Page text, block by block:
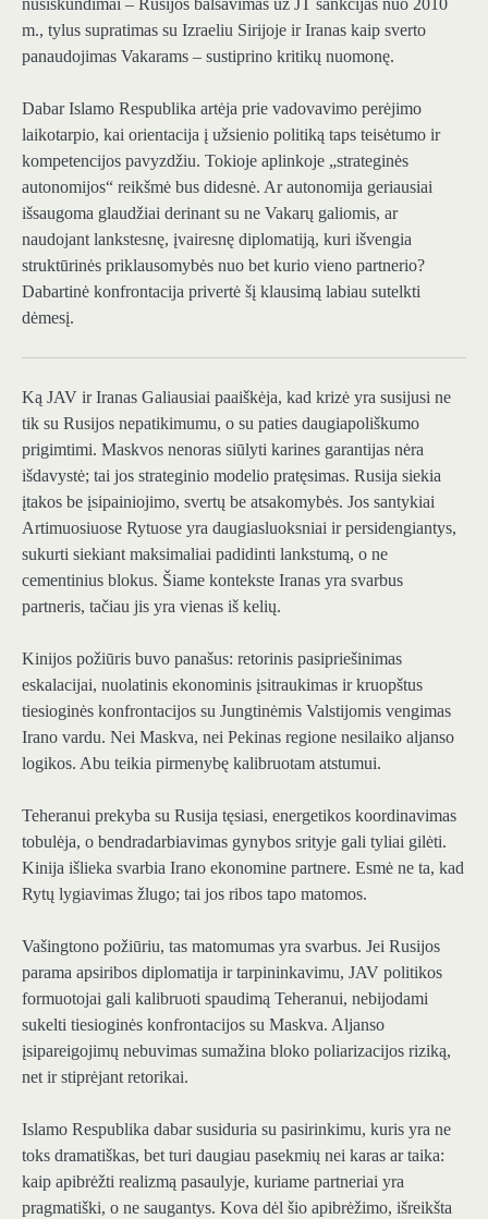
m., tylus supratimas su Izraeliu Sirijoje ir Iranas kaip sverto
panaudojimas Vakarams – sustiprino kritikų nuomonę.
Dabar Islamo Respublika artėja prie vadovavimo perėjimo
laikotarpio, kai orientacija į užsienio politiką taps teisėtumo ir
kompetencijos pavyzdžiu. Tokioje aplinkoje „strateginės
autonomijos“ reikšmė bus didesnė. Ar autonomija geriausiai
išsaugoma glaudžiai derinant su ne Vakarų galiomis, ar
naudojant lankstesnę, įvairesnę diplomatiją, kuri išvengia
struktūrinės priklausomybės nuo bet kurio vieno partnerio?
Dabartinė konfrontacija privertė šį klausimą labiau sutelkti
dėmesį.
Ką JAV ir Iranas Galiausiai paaiškėja, kad krizė yra susijusi ne
tik su Rusijos nepatikimumu, o su paties daugiapoliškumo
prigimtimi. Maskvos nenoras siūlyti karines garantijas nėra
išdavystė; tai jos strateginio modelio pratęsimas. Rusija siekia
įtakos be įsipainiojimo, svertų be atsakomybės. Jos santykiai
Artimuosiuose Rytuose yra daugiasluoksniai ir persidengiantys,
sukurti siekiant maksimaliai padidinti lankstumą, o ne
cementinius blokus. Šiame kontekste Iranas yra svarbus
partneris, tačiau jis yra vienas iš kelių.
Kinijos požiūris buvo panašus: retorinis pasipriešinimas
eskalacijai, nuolatinis ekonominis įsitraukimas ir kruopštus
tiesioginės konfrontacijos su Jungtinėmis Valstijomis vengimas
Irano vardu. Nei Maskva, nei Pekinas regione nesilaiko aljanso
logikos. Abu teikia pirmenybę kalibruotam atstumui.
Teheranui prekyba su Rusija tęsiasi, energetikos koordinavimas
tobulėja, o bendradarbiavimas gynybos srityje gali tyliai gilėti.
Kinija išlieka svarbia Irano ekonomine partnere. Esmė ne ta, kad
Rytų lygiavimas žlugo; tai jos ribos tapo matomos.
Vašingtono požiūriu, tas matomumas yra svarbus. Jei Rusijos
parama apsiribos diplomatija ir tarpininkavimu, JAV politikos
formuotojai gali kalibruoti spaudimą Teheranui, nebijodami
sukelti tiesioginės konfrontacijos su Maskva. Aljanso
įsipareigojimų nebuvimas sumažina bloko poliarizacijos riziką,
net ir stiprėjant retorikai.
Islamo Respublika dabar susiduria su pasirinkimu, kuris yra ne
toks dramatiškas, bet turi daugiau pasekmių nei karas ar taika:
kaip apibrėžti realizmą pasaulyje, kuriame partneriai yra
pragmatiški, o ne saugantys. Kova dėl šio apibrėžimo, išreikšta